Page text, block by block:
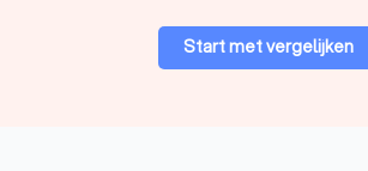
Start met vergelijken